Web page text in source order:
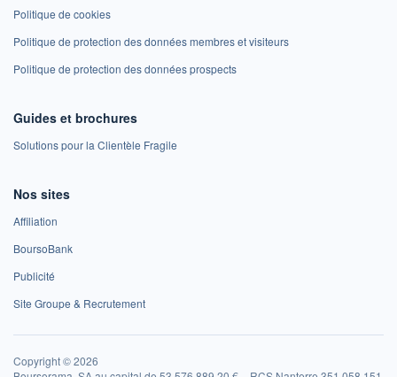
Politique de cookies
Politique de protection des données membres et visiteurs
Politique de protection des données prospects
Guides et brochures
Solutions pour la Clientèle Fragile
Nos sites
Affiliation
BoursoBank
Publicité
Site Groupe & Recrutement
Copyright © 2026